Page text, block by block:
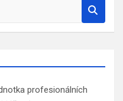
profesionálních